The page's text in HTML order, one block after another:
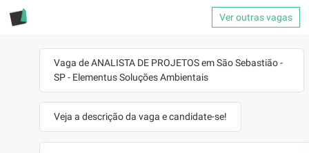
Ver outras vagas
Vaga de ANALISTA DE PROJETOS em São Sebastião -
SP - Elementus Soluções Ambientais
Veja a descrição da vaga e candidate-se!